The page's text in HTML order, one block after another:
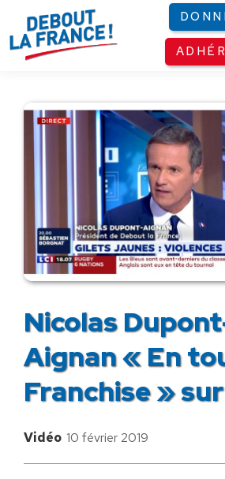
Nicolas
Aignan « En
Franchise »
Vidéo 10 février 2019
Panneau de gestion des cookies